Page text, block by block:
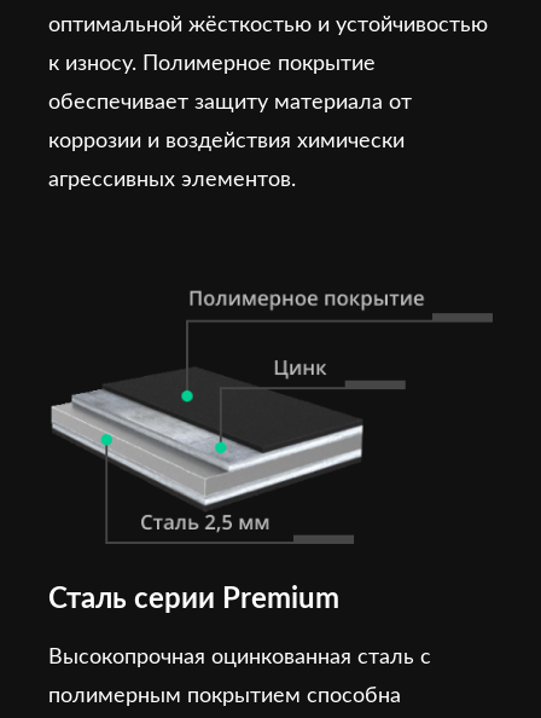
оптимальной жёсткостью и устойчивостью
к износу. Полимерное покрытие
обеспечивает защиту материала от
коррозии и воздействия химически
агрессивных элементов.
Сталь серии Premium
Высокопрочная оцинкованная сталь с
полимерным покрытием способна